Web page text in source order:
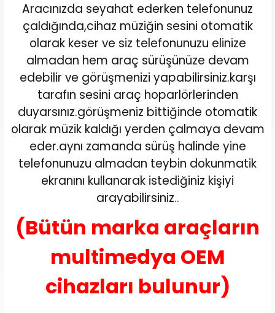
Aracınızda seyahat ederken telefonunuz
çaldığında,cihaz müziğin sesini otomatik
olarak keser ve siz telefonunuzu elinize
almadan hem araç sürüşünüze devam
edebilir ve görüşmenizi yapabilirsiniz.karşı
tarafın sesini araç hoparlörlerinden
duyarsınız.görüşmeniz bittiğinde otomatik
olarak müzik kaldığı yerden çalmaya devam
eder.aynı zamanda sürüş halinde yine
telefonunuzu almadan teybin dokunmatik
ekranını kullanarak istediğiniz kişiyi
arayabilirsiniz..
(Bütün marka araçların
multimedya OEM
cihazları bulunur)